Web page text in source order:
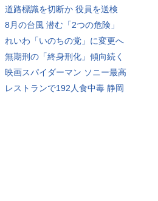
道路標識を切断か 役員を送検
8月の台風 潜む「2つの危険」
れいわ「いのちの党」に変更へ
無期刑の「終身刑化」傾向続く
映画スパイダーマン ソニー最高
レストランで192人食中毒 静岡